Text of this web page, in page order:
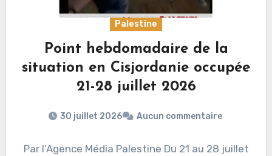
Palestine
Point hebdomadaire de la
situation en Cisjordanie occupée
21-28 juillet 2026
30 juillet 2026 Aucun commentaire
Par l’Agence Média Palestine Du 21 au 28 juillet